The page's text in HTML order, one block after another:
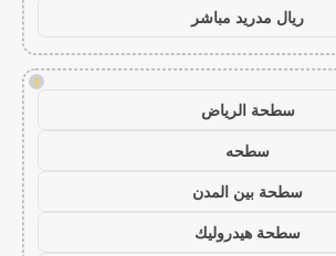
ريال مدريد مباشر
!
سطحة الرياض
سطحه
سطحة بين المدن
سطحة هيدروليك